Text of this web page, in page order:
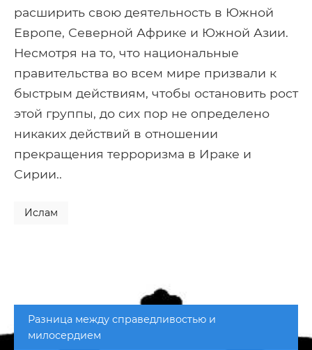
расширить свою деятельность в Южной
Европе, Северной Африке и Южной Азии.
Несмотря на то, что национальные
правительства во всем мире призвали к
быстрым действиям, чтобы остановить рост
этой группы, до сих пор не определено
никаких действий в отношении
прекращения терроризма в Ираке и
Сирии..
Ислам
Разница между справедливостью и
милосердием